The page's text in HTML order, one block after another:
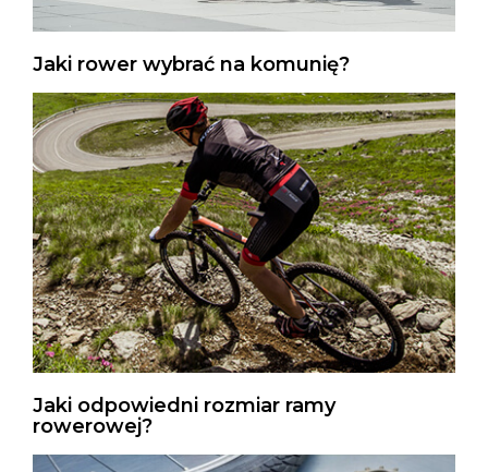
Jaki rower wybrać na komunię?
Jaki odpowiedni rozmiar ramy
rowerowej?